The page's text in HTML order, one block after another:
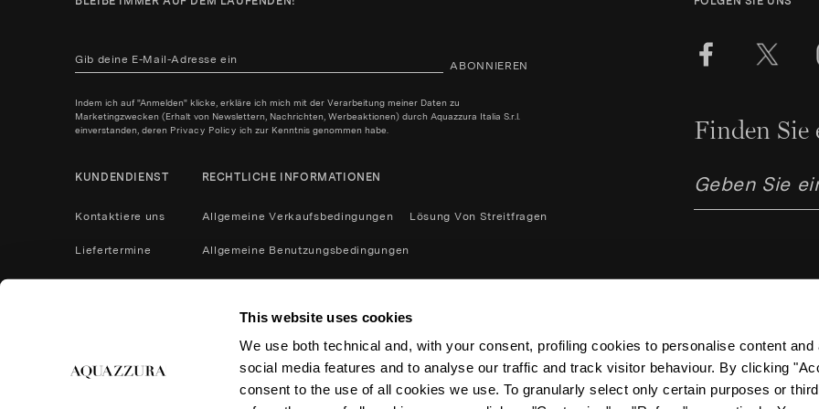
This website uses cookies
We use both technical and, with your consent, profiling cookies to personalise content and
social media features and to analyse our traffic and track visitor behaviour. By clicking
consent to the use of all cookies we use. To granularly select only certain purposes or
ABONNIEREN
Indem ich auf "Anmelden" klicke, erkläre ich mich mit der Verarbeitung meiner Daten zu
Marketingzwecken (Erhalt von Newslettern, Nachrichten, Werbeaktionen) durch Aquazzura Italia S.r.l.
einverstanden, deren Privacy Policy ich zur Kenntnis genommen habe.
KUNDENDIENST
Kontaktiere uns
Liefertermine
RECHTLICHE INFORMATIONEN
Allgemeine Verkaufsbedingungen
Allgemeine Benutzungsbedingungen
Cookies
Rücksendungen und Erstattungen
Barrierefreiheits-Erklärung
Lösung Von Streitfragen
Finden
Aquazzura Italia S.r.l. -
/ Steuernummer
Nr. FI-614374 –